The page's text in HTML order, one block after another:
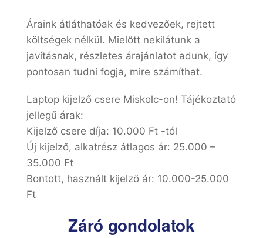
Áraink átláthatóak és kedvezőek, rejtett
költségek nélkül. Mielőtt nekilátunk a
javításnak, részletes árajánlatot adunk, így
pontosan tudni fogja, mire számíthat.
Laptop kijelző csere Miskolc-on! Tájékoztató
jellegű árak:
Kijelző csere díja: 10.000 Ft -tól
Új kijelző, alkatrész átlagos ár: 25.000 –
35.000 Ft
Bontott, használt kijelző ár: 10.000-25.000
Ft
Záró gondolatok